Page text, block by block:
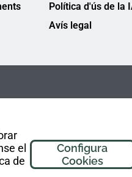
el
de
Configura
Cookies
Política d'ús de la
Avís legal